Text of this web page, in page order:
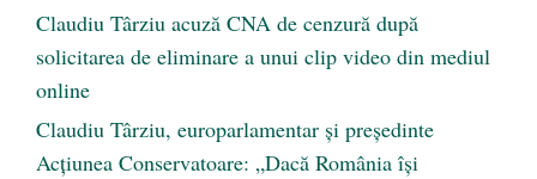
Claudiu Târziu acuză CNA de cenzură după
solicitarea de eliminare a unui clip video din mediul
online
Claudiu Târziu, europarlamentar și președinte
Acțiunea Conservatoare: „Dacă România își